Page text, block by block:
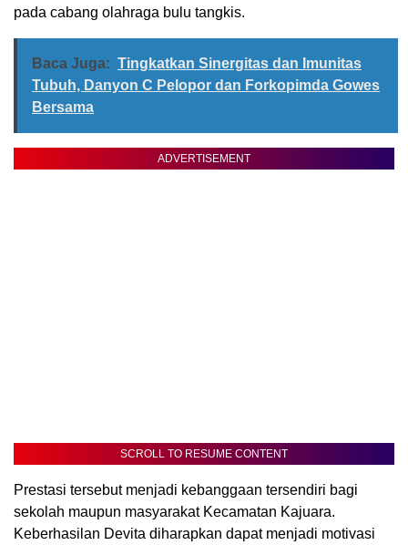
pada cabang olahraga bulu tangkis.
Baca Juga: Tingkatkan Sinergitas dan Imunitas
Tubuh, Danyon C Pelopor dan Forkopimda Gowes
Bersama
ADVERTISEMENT
SCROLL TO RESUME CONTENT
Prestasi tersebut menjadi kebanggaan tersendiri bagi
sekolah maupun masyarakat Kecamatan Kajuara.
Keberhasilan Devita diharapkan dapat menjadi motivasi